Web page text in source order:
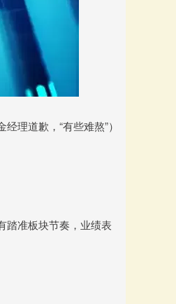
经理道歉，“有些难熬”）
踏准板块节奏，业绩表